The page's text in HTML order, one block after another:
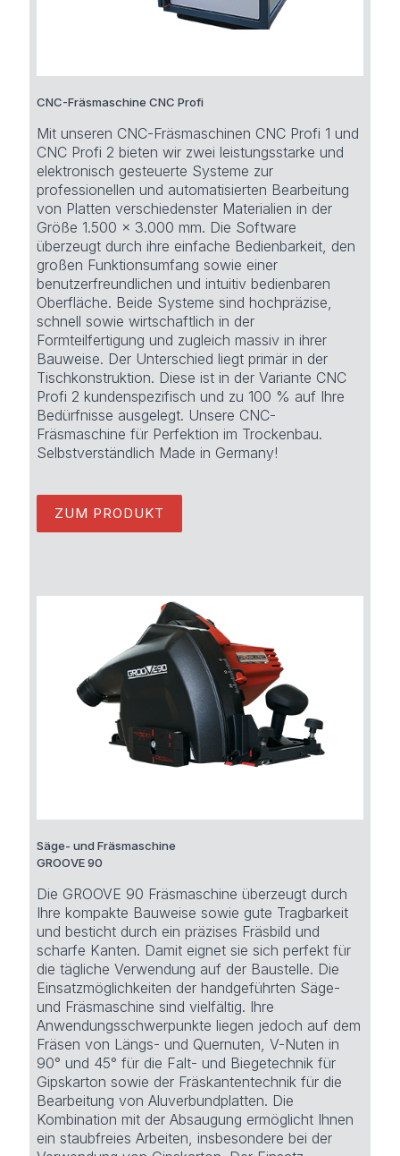
CNC-Fräsmaschine CNC Profi
Mit unseren CNC-Fräsmaschinen CNC Profi 1 und
CNC Profi 2 bieten wir zwei leistungsstarke und
elektronisch gesteuerte Systeme zur
professionellen und automatisierten Bearbeitung
von Platten verschiedenster Materialien in der
Größe 1.500 x 3.000 mm. Die Software
überzeugt durch ihre einfache Bedienbarkeit, den
großen Funktionsumfang sowie einer
benutzerfreundlichen und intuitiv bedienbaren
Oberfläche. Beide Systeme sind hochpräzise,
schnell sowie wirtschaftlich in der
Formteilfertigung und zugleich massiv in ihrer
Bauweise. Der Unterschied liegt primär in der
Tischkonstruktion. Diese ist in der Variante CNC
Profi 2 kundenspezifisch und zu 100 % auf Ihre
Bedürfnisse ausgelegt. Unsere CNC-
Fräsmaschine für Perfektion im Trockenbau.
Selbstverständlich Made in Germany!
ZUM PRODUKT
Säge- und Fräsmaschine
GROOVE 90
Die GROOVE 90 Fräsmaschine überzeugt durch
Ihre kompakte Bauweise sowie gute Tragbarkeit
und besticht durch ein präzises Fräsbild und
scharfe Kanten. Damit eignet sie sich perfekt für
die tägliche Verwendung auf der Baustelle. Die
Einsatzmöglichkeiten der handgeführten Säge-
und Fräsmaschine sind vielfältig. Ihre
Anwendungsschwerpunkte liegen jedoch auf dem
Fräsen von Längs- und Quernuten, V-Nuten in
90° und 45° für die Falt- und Biegetechnik für
Gipskarton sowie der Fräskantentechnik für die
Bearbeitung von Aluverbundplatten. Die
Kombination mit der Absaugung ermöglicht Ihnen
ein staubfreies Arbeiten, insbesondere bei der